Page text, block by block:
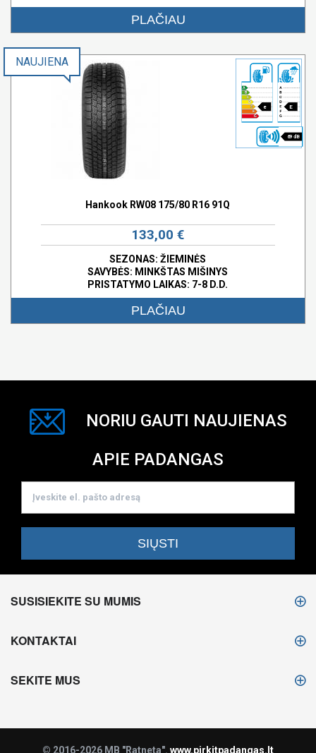
PLAČIAU
e E
69 dB
NAUJIENA
Hankook RW08 175/80 R16 91Q
133,00 €
SEZONAS: ŽIEMINĖS
SAVYBĖS: MINKŠTAS MIŠINYS
PRISTATYMO LAIKAS: 7-8 D.D.
PLAČIAU
NORIU GAUTI NAUJIENAS
APIE PADANGAS
SUSISIEKITE SU MUMIS
KONTAKTAI
SEKITE MUS
© 2016-2026 MB "Ratneta". www.pirkitpadangas.lt